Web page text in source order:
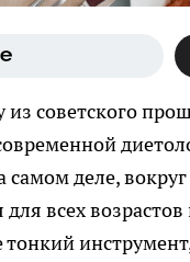
из советского
самом деле,
всех
тонкий